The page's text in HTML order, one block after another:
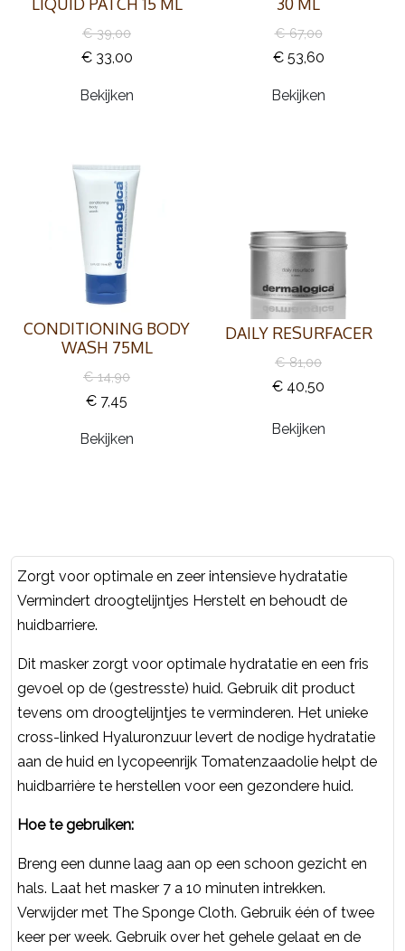
€ 39,00
€ 33,00
Bekijken
€ 67,00
€ 53,60
Bekijken
CONDITIONING BODY
WASH 75ML
€ 14,90
€ 7,45
Bekijken
DAILY RESURFACER
€ 81,00
€ 40,50
Bekijken
Zorgt voor optimale en zeer intensieve hydratatie
Vermindert droogtelijntjes Herstelt en behoudt de
huidbarriere.
Dit masker zorgt voor optimale hydratatie en een fris
gevoel op de (gestresste) huid. Gebruik dit product
tevens om droogtelijntjes te verminderen. Het unieke
cross-linked Hyaluronzuur levert de nodige hydratatie
aan de huid en lycopeenrijk Tomatenzaadolie helpt de
huidbarrière te herstellen voor een gezondere huid.
Hoe te gebruiken:
Breng een dunne laag aan op een schoon gezicht en
hals. Laat het masker 7 a 10 minuten intrekken.
Verwijder met The Sponge Cloth. Gebruik één of twee
keer per week. Gebruik over het gehele gelaat en de